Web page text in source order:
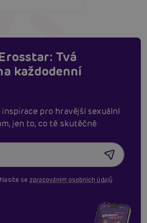
Tvá
každodenní
pro hravější sexuální
jen to, co tě skutěčně
se zpracováním osobních údajů